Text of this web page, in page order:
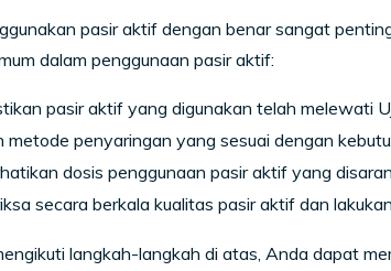
pasir aktif dengan benar sangat
dalam penggunaan pasir aktif:
pasir aktif yang digunakan telah melewati
metode penyaringan yang sesuai dengan
dosis penggunaan pasir aktif yang
secara berkala kualitas pasir aktif dan
langkah-langkah di atas, Anda dapat